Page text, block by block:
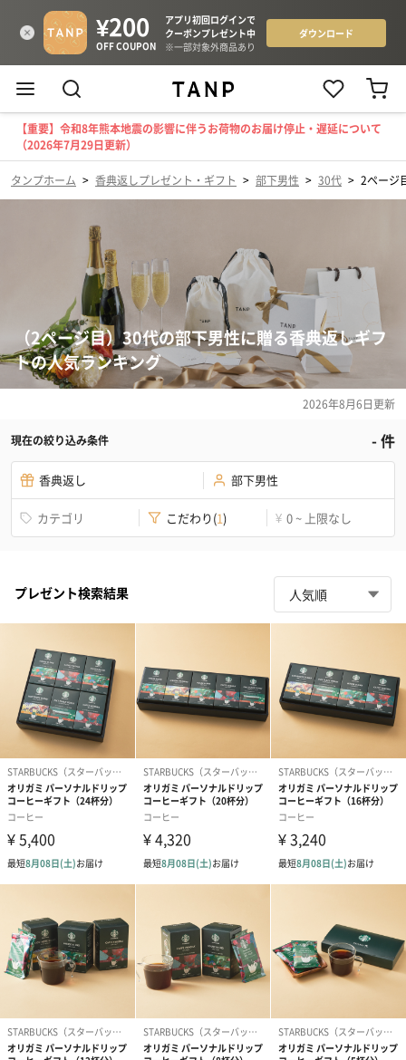
【重要】令和8年熊本地震の影響に伴うお荷物のお届け停止・遅延について
（2026年7月29日更新）
タンプホーム > 香典返しプレゼント・ギフト > 部下男性 > 30代 > 2ページ
（2ページ目）30代の部下男性に贈る香典返しギフ
トの人気ランキング
2026年8月6日更新
現在の絞り込み条件 -件
香典返し 部下男性
カテゴリ こだわり(1) ¥ 0 ~ 上限なし
プレゼント検索結果